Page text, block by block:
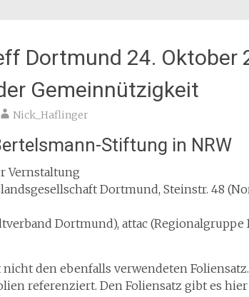
Dortmund 24. Oktober
Gemeinnützigkeit
Nick_Haflinger
Stiftung in NRW
Vernstaltung
Dortmund, Steinstr. 48
Dortmund), attac
den ebenfalls verwendeten
referenziert. Den Foliensatz gibt es hier